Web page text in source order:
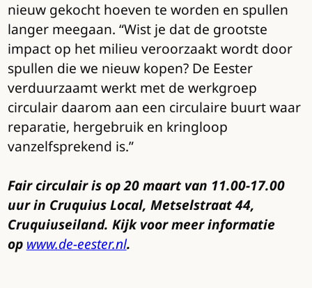
nieuw gekocht hoeven te worden en spullen
langer meegaan. “Wist je dat de grootste
impact op het milieu veroorzaakt wordt door
spullen die we nieuw kopen? De Eester
verduurzaamt werkt met de werkgroep
circulair daarom aan een circulaire buurt waar
reparatie, hergebruik en kringloop
vanzelfsprekend is.”
Fair circulair is op 20 maart van 11.00-17.00
uur in Cruquius Local, Metselstraat 44,
Cruquiuseiland. Kijk voor meer informatie
op www.de-eester.nl.